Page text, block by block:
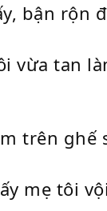
bận rộn
vừa tan
trên ghế
mẹ tôi